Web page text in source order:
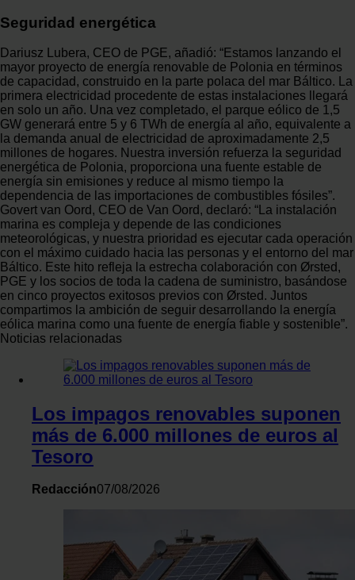
Seguridad energética
Dariusz Lubera, CEO de PGE, añadió: “Estamos lanzando el
mayor proyecto de energía renovable de Polonia en términos
de capacidad, construido en la parte polaca del mar Báltico. La
primera electricidad procedente de estas instalaciones llegará
en solo un año. Una vez completado, el parque eólico de 1,5
GW generará entre 5 y 6 TWh de energía al año, equivalente a
la demanda anual de electricidad de aproximadamente 2,5
millones de hogares. Nuestra inversión refuerza la seguridad
energética de Polonia, proporciona una fuente estable de
energía sin emisiones y reduce al mismo tiempo la
dependencia de las importaciones de combustibles fósiles”.
Govert van Oord, CEO de Van Oord, declaró: “La instalación
marina es compleja y depende de las condiciones
meteorológicas, y nuestra prioridad es ejecutar cada operación
con el máximo cuidado hacia las personas y el entorno del mar
Báltico. Este hito refleja la estrecha colaboración con Ørsted,
PGE y los socios de toda la cadena de suministro, basándose
en cinco proyectos exitosos previos con Ørsted. Juntos
compartimos la ambición de seguir desarrollando la energía
eólica marina como una fuente de energía fiable y sostenible”.
Noticias relacionadas
Los impagos renovables suponen
más de 6.000 millones de euros al
Tesoro
Redacción07/08/2026